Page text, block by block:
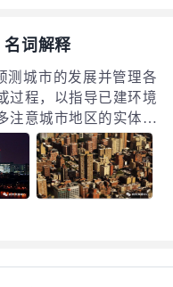
名词解释
测城市的发展并管理各
过程，以指导已建环境
注意城市地区的实体特
经济、社会和环境因素
响，并制订能反映这种
常包括总体规划和详细
总体规划和详细规划之